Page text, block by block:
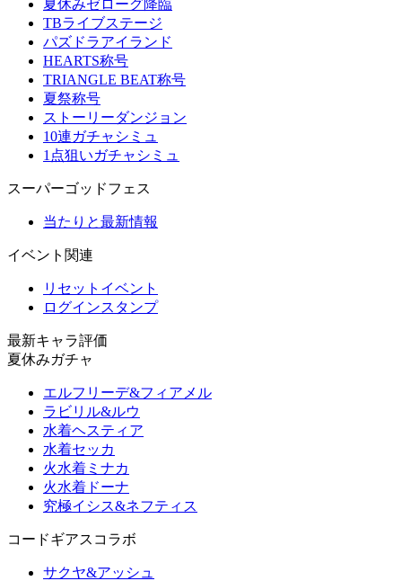
夏休みゼローグ降臨
TBライブステージ
パズドラアイランド
HEARTS称号
TRIANGLE BEAT称号
夏祭称号
ストーリーダンジョン
10連ガチャシミュ
1点狙いガチャシミュ
スーパーゴッドフェス
当たりと最新情報
イベント関連
リセットイベント
ログインスタンプ
最新キャラ評価
夏休みガチャ
エルフリーデ&フィアメル
ラビリル&ルウ
水着ヘスティア
水着セッカ
火水着ミナカ
火水着ドーナ
究極イシス&ネフティス
コードギアスコラボ
サクヤ&アッシュ